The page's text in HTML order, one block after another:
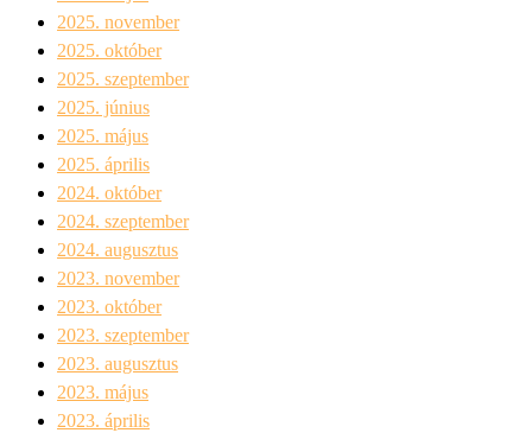
2025. november
2025. október
2025. szeptember
2025. június
2025. május
2025. április
2024. október
2024. szeptember
2024. augusztus
2023. november
2023. október
2023. szeptember
2023. augusztus
2023. május
2023. április